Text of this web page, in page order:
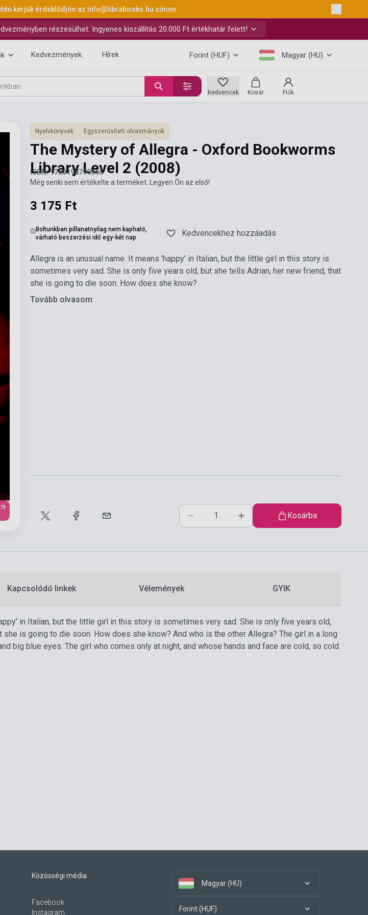
kérjük érdeklődjön az info@librabooks.hu címen.
részesülhet. Ingyenes kiszállítás 20.000 Ft értékhatár felett!
Kedvezmények Hírek Forint (HUF) Magyar (HU)
Kedvencek Kosár Fiók
Nyelvkönyvek Egyszerűsített olvasmányok
The Mystery of Allegra - Oxford Bookworms
Library Level 2 (2008)
ISBN: 9780194790666
Még senki sem értékelte a terméket. Legyen Ön az első!
3 175 Ft
Boltunkban pillanatnyilag nem kapható,
várható beszerzési idő egy-két nap
Kedvencekhez hozzáadás
Allegra is an unusual name. It means 'happy' in Italian, but the little girl in this story is
sometimes very sad. She is only five years old, but she tells Adrian, her new friend, that
she is going to die soon. How does she know?
Tovább olvasom
Kosárba
Kapcsolódó linkek Vélemények GYIK
in Italian, but the little girl in this story is sometimes very sad. She is only five years old,
is going to die soon. How does she know? And who is the other Allegra? The girl in a long
big blue eyes. The girl who comes only at night, and whose hands and face are cold, so cold
Közösségi média
Facebook
Instagram
Magyar (HU)
Forint (HUF)